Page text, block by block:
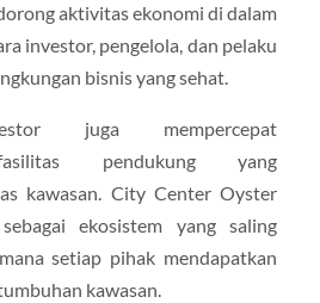
aktivitas ekonomi di dalam
investor, pengelola, dan pelaku
bisnis yang sehat.
juga mempercepat
pendukung yang
kawasan. City Center Oyster
ekosistem yang saling
setiap pihak mendapatkan
kawasan.